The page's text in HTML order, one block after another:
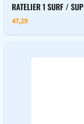
RATELIER 1 SURF / SUP
47,29